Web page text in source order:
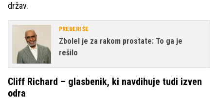
držav.
PREBERI ŠE
Zbolel je za rakom prostate: To ga je
rešilo
Cliff Richard – glasbenik, ki navdihuje tudi izven
odra